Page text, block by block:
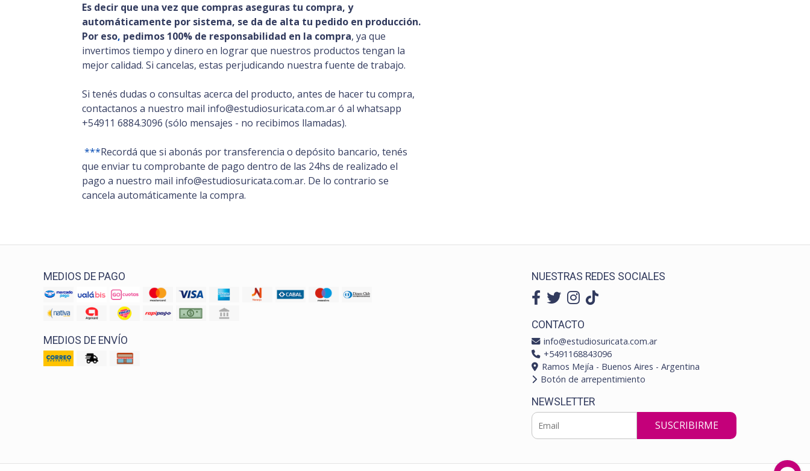
Es decir que una vez que compras aseguras tu compra, y
automáticamente por sistema, se da de alta tu pedido en producción.
Por eso, pedimos 100% de responsabilidad en la compra, ya que
invertimos tiempo y dinero en lograr que nuestros productos tengan la
mejor calidad. Si cancelas, estas perjudicando nuestra fuente de trabajo.
Si tenés dudas o consultas acerca del producto, antes de hacer tu compra,
contactanos a nuestro mail info@estudiosuricata.com.ar ó al whatsapp
+54911 6884.3096 (sólo mensajes - no recibimos llamadas).
***Recordá que si abonás por transferencia o depósito bancario, tenés
que enviar tu comprobante de pago dentro de las 24hs de realizado el
pago a nuestro mail info@estudiosuricata.com.ar. De lo contrario se
cancela automáticamente la compra.
MEDIOS DE PAGO
MEDIOS DE ENVÍO
NUESTRAS REDES SOCIALES
CONTACTO
info@estudiosuricata.com.ar
+5491168843096
Ramos Mejía - Buenos Aires - Argentina
Botón de arrepentimiento
NEWSLETTER
SUSCRIBIRME